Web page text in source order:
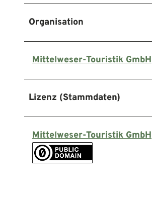
Organisation
Mittelweser-Touristik GmbH
Lizenz (Stammdaten)
Mittelweser-Touristik GmbH